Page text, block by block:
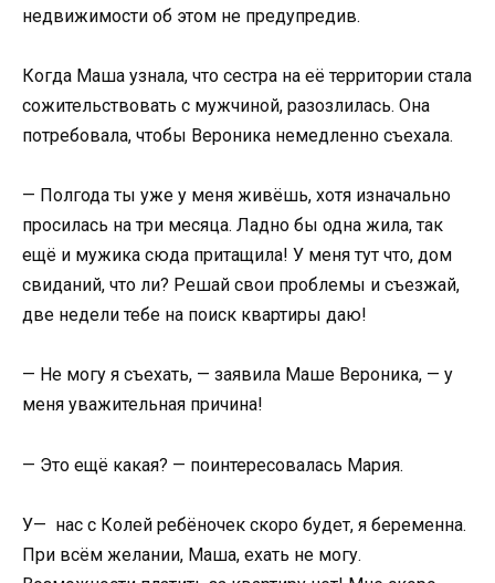
недвижимости об этом не предупредив.
Когда Маша узнала, что сестра на её территории стала
сожительствовать с мужчиной, разозлилась. Она
потребовала, чтобы Вероника немедленно съехала.
— Полгода ты уже у меня живёшь, хотя изначально
просилась на три месяца. Ладно бы одна жила, так
ещё и мужика сюда притащила! У меня тут что, дом
свиданий, что ли? Решай свои проблемы и съезжай,
две недели тебе на поиск квартиры даю!
— Не могу я съехать, — заявила Маше Вероника, — у
меня уважительная причина!
— Это ещё какая? — поинтересовалась Мария.
У— нас с Колей ребёночек скоро будет, я беременна.
При всём желании, Маша, ехать не могу.